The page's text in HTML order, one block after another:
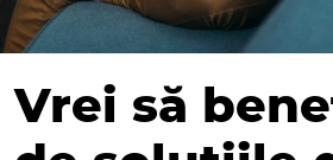
Vrei să